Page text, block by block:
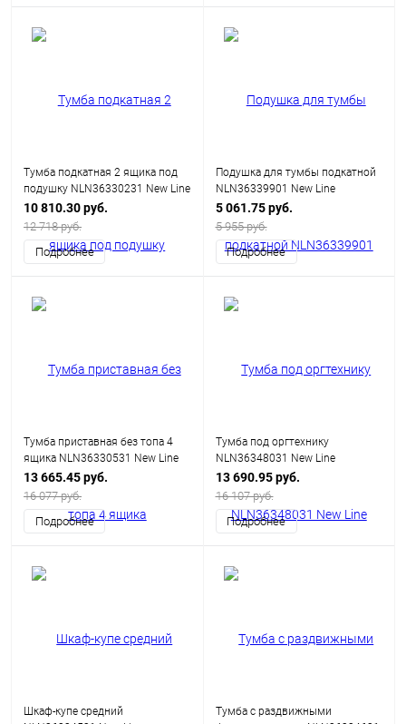
Тумба подкатная 2 ящика под
подушку NLN36330231 New Line
10 810.30 руб.
12 718 руб.
Подробнее
Подушка для тумбы подкатной
NLN36339901 New Line
5 061.75 руб.
5 955 руб.
Подробнее
Тумба приставная без топа 4
ящика NLN36330531 New Line
13 665.45 руб.
16 077 руб.
Подробнее
Тумба под оргтехнику
NLN36348031 New Line
13 690.95 руб.
16 107 руб.
Подробнее
Шкаф-купе средний
Тумба с раздвижными